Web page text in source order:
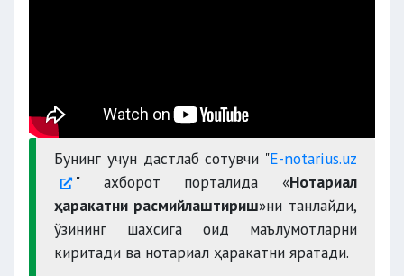
Бунинг учун дастлаб сотувчи "E-notarius.uz
" ахборот порталида «Нотариал
ҳаракатни расмийлаштириш»ни танлайди,
ўзининг шахсига оид маълумотларни
киритади ва нотариал ҳаракатни яратади.